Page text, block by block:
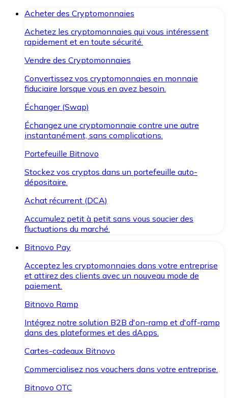
Acheter des Cryptomonnaies
Achetez les cryptomonnaies qui vous intéressent
rapidement et en toute sécurité.
Vendre des Cryptomonnaies
Convertissez vos cryptomonnaies en monnaie
fiduciaire lorsque vous en avez besoin.
Échanger (Swap)
Échangez une cryptomonnaie contre une autre
instantanément, sans complications.
Portefeuille Bitnovo
Stockez vos cryptos dans un portefeuille auto-
dépositaire.
Achat récurrent (DCA)
Accumulez petit à petit sans vous soucier des
fluctuations du marché.
Bitnovo Pay
Acceptez les cryptomonnaies dans votre entreprise
et attirez des clients avec un nouveau mode de
paiement.
Bitnovo Ramp
Intégrez notre solution B2B d'on-ramp et d'off-ramp
dans des plateformes et des dApps.
Cartes-cadeaux Bitnovo
Commercialisez nos vouchers dans votre entreprise.
Bitnovo OTC